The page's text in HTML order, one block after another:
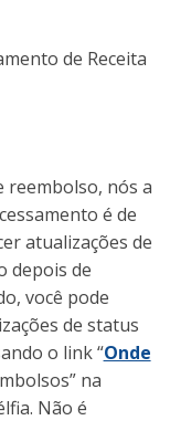
de Receita
reembolso, nós a
é de
atualizações de
depois de
você pode
de status
o link “Onde
na
Não é